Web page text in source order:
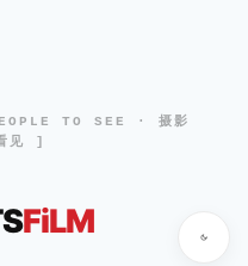
TO SEE · 摄影
见 ]
FiLM